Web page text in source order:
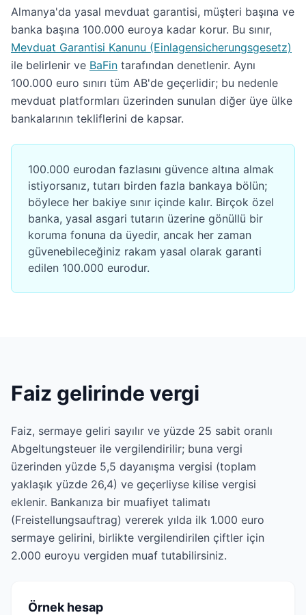
Almanya'da yasal mevduat garantisi, müşteri başına ve
banka başına 100.000 euroya kadar korur. Bu sınır,
Mevduat Garantisi Kanunu (Einlagensicherungsgesetz)
ile belirlenir ve BaFin tarafından denetlenir. Aynı
100.000 euro sınırı tüm AB'de geçerlidir; bu nedenle
mevduat platformları üzerinden sunulan diğer üye ülke
bankalarının tekliflerini de kapsar.
100.000 eurodan fazlasını güvence altına almak
istiyorsanız, tutarı birden fazla bankaya bölün;
böylece her bakiye sınır içinde kalır. Birçok özel
banka, yasal asgari tutarın üzerine gönüllü bir
koruma fonuna da üyedir, ancak her zaman
güvenebileceğiniz rakam yasal olarak garanti
edilen 100.000 eurodur.
Faiz gelirinde vergi
Faiz, sermaye geliri sayılır ve yüzde 25 sabit oranlı
Abgeltungsteuer ile vergilendirilir; buna vergi
üzerinden yüzde 5,5 dayanışma vergisi (toplam
yaklaşık yüzde 26,4) ve geçerliyse kilise vergisi
eklenir. Bankanıza bir muafiyet talimatı
(Freistellungsauftrag) vererek yılda ilk 1.000 euro
sermaye gelirini, birlikte vergilendirilen çiftler için
2.000 euroyu vergiden muaf tutabilirsiniz.
Örnek hesap